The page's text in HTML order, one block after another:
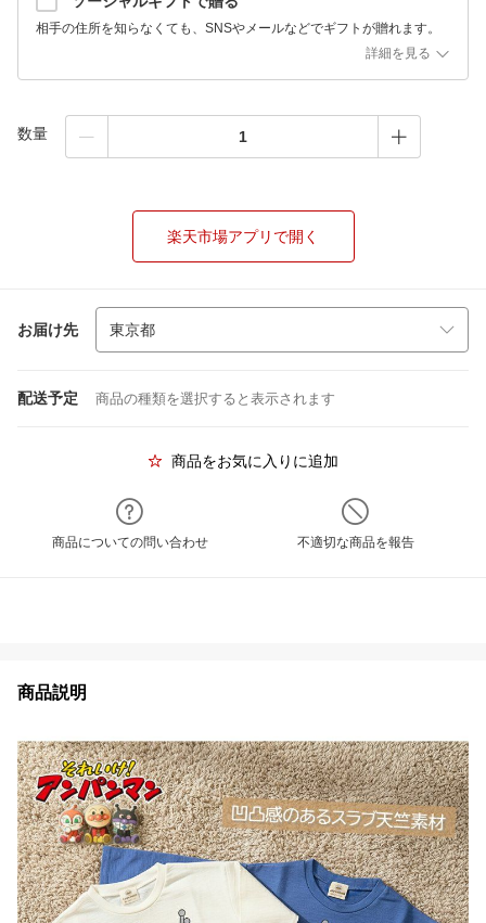
相手の住所を知らなくても、SNSやメールなどでギフトが贈れます。
詳細を見る
数量
楽天市場アプリで開く
お届け先
配送予定 商品の種類を選択すると表示されます
商品をお気に入りに追加
商品についての問い合わせ 不適切な商品を報告
商品説明